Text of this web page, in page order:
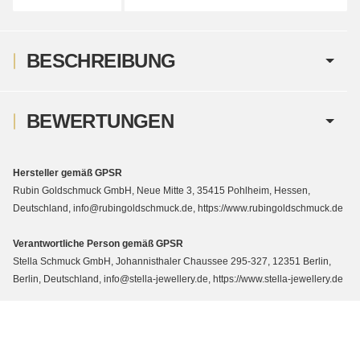
BESCHREIBUNG
BEWERTUNGEN
Hersteller gemäß GPSR
Rubin Goldschmuck GmbH, Neue Mitte 3, 35415 Pohlheim, Hessen,
Deutschland, info@rubingoldschmuck.de, https://www.rubingoldschmuck.de
Verantwortliche Person gemäß GPSR
Stella Schmuck GmbH, Johannisthaler Chaussee 295-327, 12351 Berlin,
Berlin, Deutschland, info@stella-jewellery.de, https://www.stella-jewellery.de